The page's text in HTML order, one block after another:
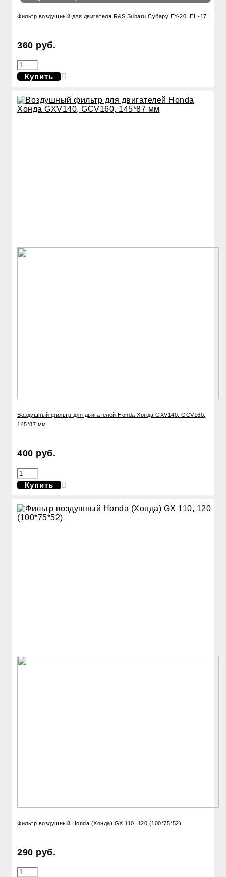
Фильтр воздушный для двигателя R&S Subaru Субару EY-20, EH-17
360 руб.
Купить
Воздушный фильтр для двигателей Honda Хонда GXV140, GCV160,
145*87 мм
400 руб.
Купить
Фильтр воздушный Honda (Хонда) GX 110, 120 (100*75*52)
290 руб.